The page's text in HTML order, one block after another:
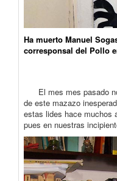
Ha muerto Manuel
corresponsal del Pollo
El mes mes pasado
de este mazazo
estas lides hace muchos
pues en nuestras